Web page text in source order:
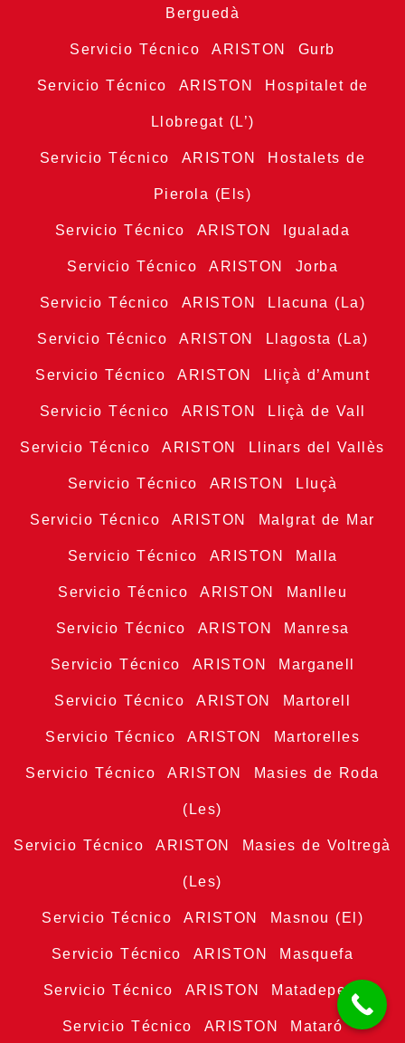
Berguedà
Servicio Técnico ARISTON Gurb
Servicio Técnico ARISTON Hospitalet de
Llobregat (L’)
Servicio Técnico ARISTON Hostalets de
Pierola (Els)
Servicio Técnico ARISTON Igualada
Servicio Técnico ARISTON Jorba
Servicio Técnico ARISTON Llacuna (La)
Servicio Técnico ARISTON Llagosta (La)
Servicio Técnico ARISTON Lliçà d’Amunt
Servicio Técnico ARISTON Lliçà de Vall
Servicio Técnico ARISTON Llinars del Vallès
Servicio Técnico ARISTON Lluçà
Servicio Técnico ARISTON Malgrat de Mar
Servicio Técnico ARISTON Malla
Servicio Técnico ARISTON Manlleu
Servicio Técnico ARISTON Manresa
Servicio Técnico ARISTON Marganell
Servicio Técnico ARISTON Martorell
Servicio Técnico ARISTON Martorelles
Servicio Técnico ARISTON Masies de Roda
(Les)
Servicio Técnico ARISTON Masies de Voltregà
(Les)
Servicio Técnico ARISTON Masnou (El)
Servicio Técnico ARISTON Masquefa
Servicio Técnico ARISTON Matadepera
Servicio Técnico ARISTON Mataró